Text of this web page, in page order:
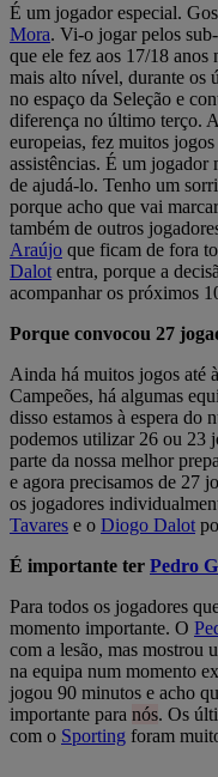
É um jogador especial.
Mora. Vi-o jogar pelos
que ele fez aos 17/18 anos
mais alto nível, durante os
no espaço da Seleção e
diferença no último terço.
europeias, fez muitos jogos
assistências. É um jogador
de ajudá-lo. Tenho um
porque acho que vai
também de outros
Araújo que ficam de fora
Dalot entra, porque a
acompanhar os próximos
Porque convocou 27
Ainda há muitos jogos até
Campeões, há algumas
disso estamos à espera do
podemos utilizar 26 ou 23
parte da nossa melhor
e agora precisamos de 27
os jogadores
Tavares e o Diogo Dalot
É importante ter Pedro
Para todos os jogadores
momento importante. O
com a lesão, mas mostrou
na equipa num momento
jogou 90 minutos e acho
importante para nós. Os
com o Sporting foram